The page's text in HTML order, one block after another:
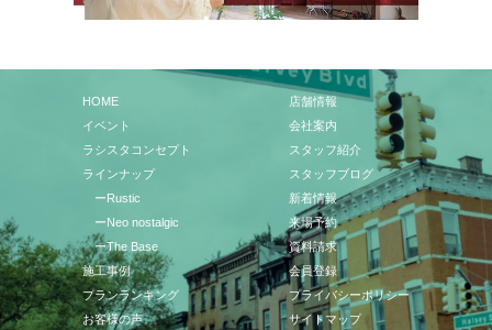
HOME
イベント
ラシスタコンセプト
ラインナップ
ーRustic
ーNeo nostalgic
ーThe Base
施工事例
プランランキング
お客様の声
店舗情報
会社案内
スタッフ紹介
スタッフブログ
新着情報
来場予約
資料請求
会員登録
プライバシーポリシー
サイトマップ